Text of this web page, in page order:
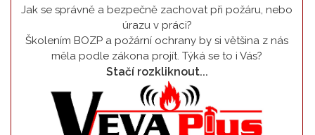
Jak se správně a bezpečně zachovat při požáru, nebo
úrazu v práci?
Školením BOZP a požární ochrany by si většina z nás
měla podle zákona projít. Týká se to i Vás?
Stačí rozkliknout...